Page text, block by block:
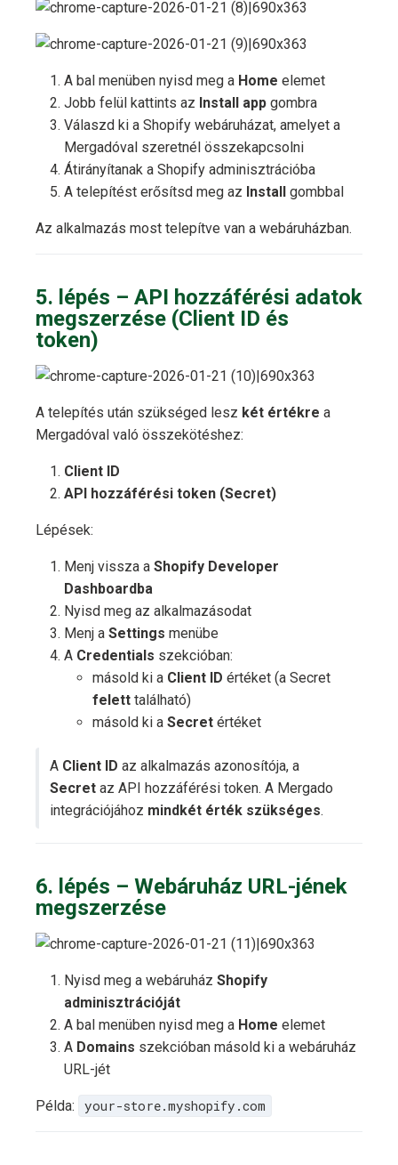
A bal menüben nyisd meg a Home elemet
Jobb felül kattints az Install app gombra
Válaszd ki a Shopify webáruházat, amelyet a
Mergadóval szeretnél összekapcsolni
Átirányítanak a Shopify adminisztrációba
A telepítést erősítsd meg az Install gombbal
Az alkalmazás most telepítve van a webáruházban.
5. lépés – API hozzáférési adatok
megszerzése (Client ID és
token)
A telepítés után szükséged lesz két értékre a
Mergadóval való összekötéshez:
Client ID
API hozzáférési token (Secret)
Lépések:
Menj vissza a Shopify Developer
Dashboardba
Nyisd meg az alkalmazásodat
Menj a Settings menübe
A Credentials szekcióban:
másold ki a Client ID értéket (a Secret
felett található)
másold ki a Secret értéket
A Client ID az alkalmazás azonosítója, a
Secret az API hozzáférési token. A Mergado
integrációjához mindkét érték szükséges.
6. lépés – Webáruház URL-jének
megszerzése
Nyisd meg a webáruház Shopify
adminisztrációját
A bal menüben nyisd meg a Home elemet
A Domains szekcióban másold ki a webáruház
URL-jét
Példa: your-store.myshopify.com